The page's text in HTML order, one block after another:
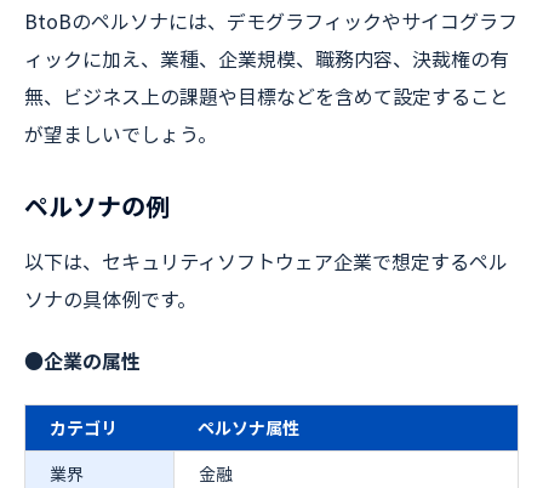
BtoBのペルソナには、デモグラフィックやサイコグラフ
ィックに加え、業種、企業規模、職務内容、決裁権の有
無、ビジネス上の課題や目標などを含めて設定すること
が望ましいでしょう。
ペルソナの例
以下は、セキュリティソフトウェア企業で想定するペル
ソナの具体例です。
●企業の属性
カテゴリ
ペルソナ属性
業界
金融